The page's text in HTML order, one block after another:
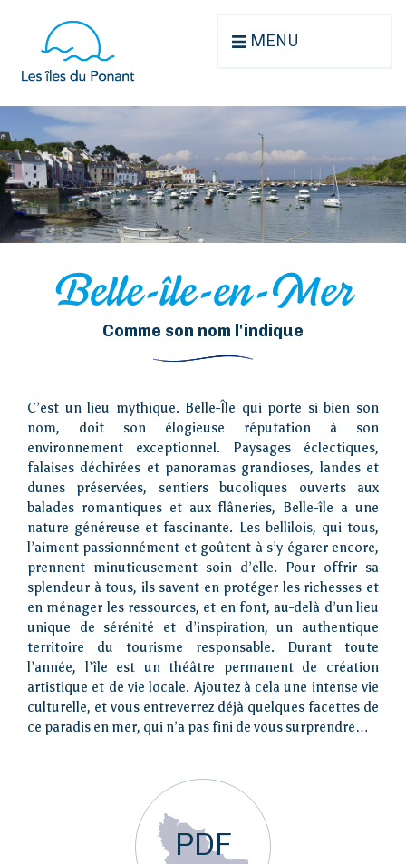
MENU
Belle-île-en-Mer
Comme son nom l'indique
C’est un lieu mythique. Belle-Île qui porte si bien son
nom, doit son élogieuse réputation à son
environnement exceptionnel. Paysages éclectiques,
falaises déchirées et panoramas grandioses, landes et
dunes préservées, sentiers bucoliques ouverts aux
balades romantiques et aux flâneries, Belle-île a une
nature généreuse et fascinante. Les bellilois, qui tous,
l’aiment passionnément et goûtent à s’y égarer encore,
prennent minutieusement soin d’elle. Pour offrir sa
splendeur à tous, ils savent en protéger les richesses et
en ménager les ressources, et en font, au-delà d’un lieu
unique de sérénité et d’inspiration, un authentique
territoire du tourisme responsable. Durant toute
l’année, l’île est un théâtre permanent de création
artistique et de vie locale. Ajoutez à cela une intense vie
culturelle, et vous entreverrez déjà quelques facettes de
ce paradis en mer, qui n’a pas fini de vous surprendre…
PDF